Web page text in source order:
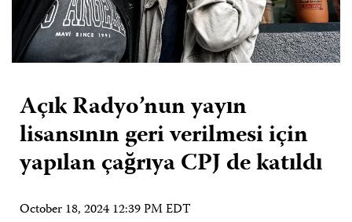
Açık Radyo’nun yayın
lisansının geri verilmesi için
yapılan çağrıya CPJ de katıldı
October 18, 2024 12:39 PM EDT